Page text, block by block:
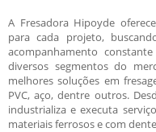
A Fresadora Hipoyde
para cada projeto,
acompanhamento
diversos segmentos do
melhores soluções em
PVC, aço, dentre outros.
industrializa e executa
materiais ferrosos e com